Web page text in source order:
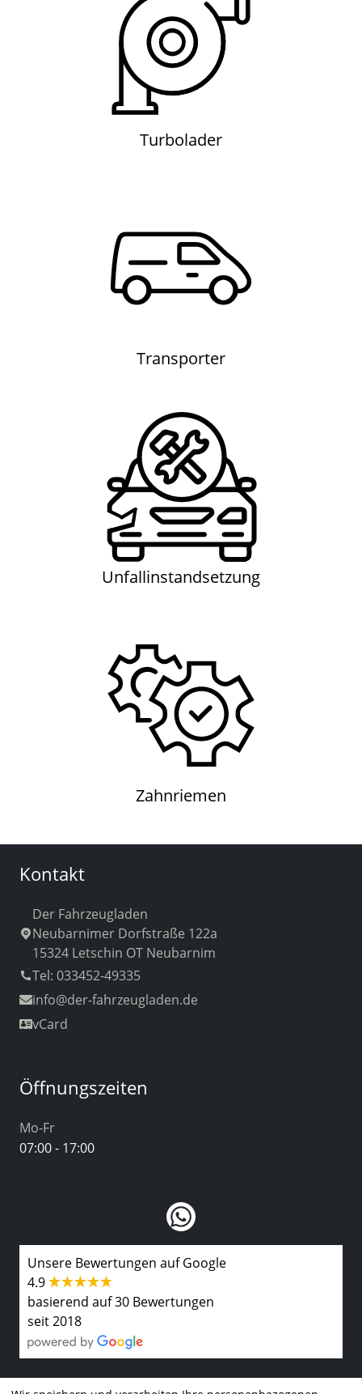
Turbolader
Turbolader
Transporter
Transporter
Unfallinstandsetzung
Unfallinstandsetzung
Zahnriemen
Zahnriemen
Kontakt
Der Fahrzeugladen
Neubarnimer Dorfstraße 122a
15324 Letschin OT Neubarnim
Tel: 033452-49335
info@der-fahrzeugladen.de
vCard
Öffnungszeiten
Mo-Fr
07:00 - 17:00
Unsere Bewertungen auf Google
4.9
basierend auf 30 Bewertungen
seit 2018